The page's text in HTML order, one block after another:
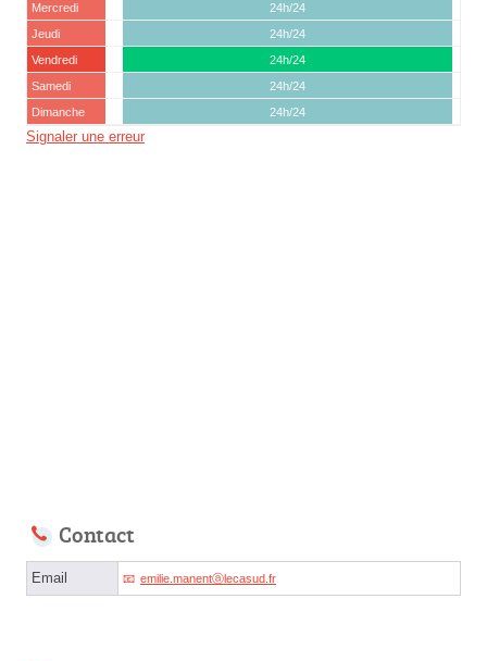
Mercredi
24h/24
Jeudi
24h/24
Vendredi
24h/24
Samedi
24h/24
Dimanche
24h/24
Signaler une erreur
Contact
Email emilie.manentⓐlecasud.fr